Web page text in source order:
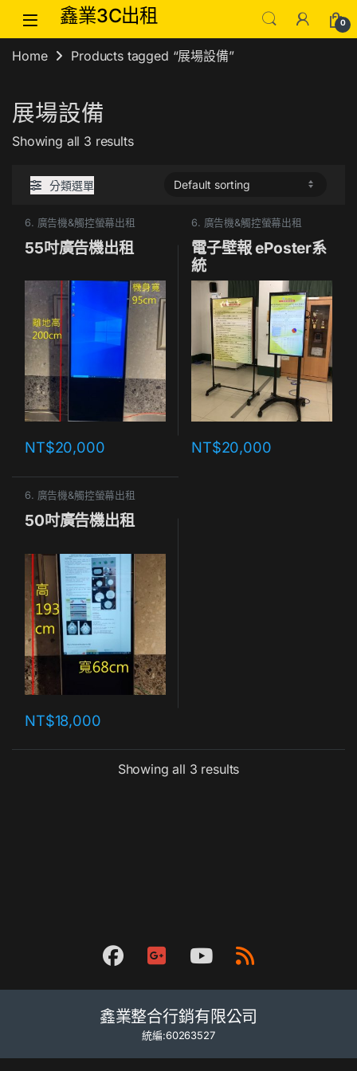
Skip to navigation
Skip to content鑫業3C出租 0
Home Products tagged “展場設備”
展場設備
Showing all 3 results
分類選單
6. 廣告機&觸控螢幕出租
55吋廣告機出租
NT$20,000
6. 廣告機&觸控螢幕出租
電子壁報 ePoster系
統
NT$20,000
6. 廣告機&觸控螢幕出租
50吋廣告機出租
NT$18,000
Showing all 3 results
鑫業整合行銷有限公司
統編:60263527